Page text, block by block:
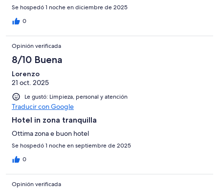
Se hospedó 1 noche en diciembre de 2025
0
Opinión verificada
8/10 Buena
Lorenzo
21 oct. 2025
Le gustó: Limpieza, personal y atención
Traducir con Google
Hotel in zona tranquilla
Ottima zona e buon hotel
Se hospedó 1 noche en septiembre de 2025
0
Opinión verificada